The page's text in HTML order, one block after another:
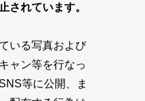
されています。
いる写真および
ャン等を行なっ
等に公開、ま